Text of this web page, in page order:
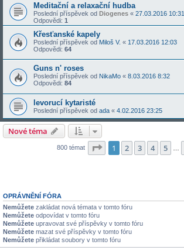
Meditační a relaxační hudba
Poslední příspěvek od Diogenes « 27.03.2016 10:31
Odpovědi: 1
Křesťanské kapely
Poslední příspěvek od Miloš V. « 17.03.2016 12:03
Odpovědi: 64
Guns n' roses
Poslední příspěvek od NikaMo « 8.03.2016 8:32
Odpovědi: 84
levorucí kytaristé
Poslední příspěvek od ada « 4.02.2016 23:25
Nové téma
800 témat Stránka z
1 2 3 4 5
OPRÁVNĚNÍ FÓRA
Nemůžete zakládat nová témata v tomto fóru
Nemůžete odpovídat v tomto fóru
Nemůžete upravovat své příspěvky v tomto fóru
Nemůžete mazat své příspěvky v tomto fóru
Nemůžete přikládat soubory v tomto fóru